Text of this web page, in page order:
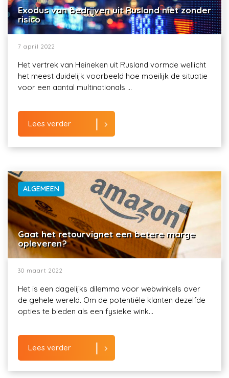
Exodus van bedrijven uit Rusland niet zonder
risico
7 april 2022
Het vertrek van Heineken uit Rusland vormde wellicht
het meest duidelijk voorbeeld hoe moeilijk de situatie
voor een aantal multinationals ...
Lees verder
ALGEMEEN
Gaat het retourvignet een betere marge
opleveren?
30 maart 2022
Het is een dagelijks dilemma voor webwinkels over
de gehele wereld. Om de potentiële klanten dezelfde
opties te bieden als een fysieke wink...
Lees verder